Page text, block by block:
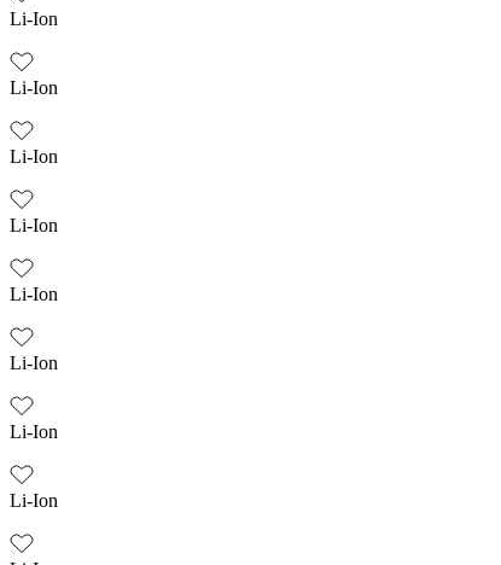
Li-Ion
Li-Ion
Li-Ion
Li-Ion
Li-Ion
Li-Ion
Li-Ion
Li-Ion